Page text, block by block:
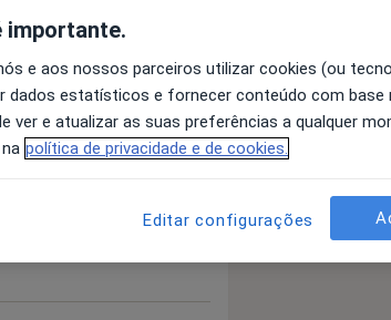
importante.
e aos nossos parceiros utilizar cookies (ou
dados estatísticos e fornecer conteúdo com base
ver e atualizar as suas preferências a qualquer
política de privacidade e de cookies.
Editar configurações